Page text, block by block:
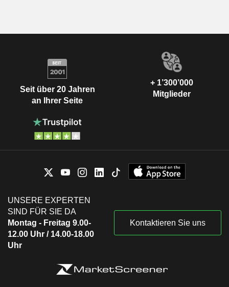
Seit über 20 Jahren
an Ihrer Seite
+ 1’300’000
Mitglieder
UNSERE EXPERTEN
SIND FÜR SIE DA
Montag - Freitag 9.00-
12.00 Uhr / 14.00-18.00
Uhr
Kontaktieren Sie uns